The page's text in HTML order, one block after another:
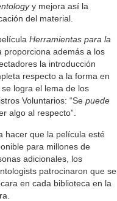
y mejora así la
del material.
Herramientas para la
proporciona además a los
la introducción
respecto a la forma en
logra el lema de los
Voluntarios: “Se puede
algo al respecto”.
hacer que la película esté
para millones de
adicionales, los
patrocinaron que se
en cada biblioteca en la